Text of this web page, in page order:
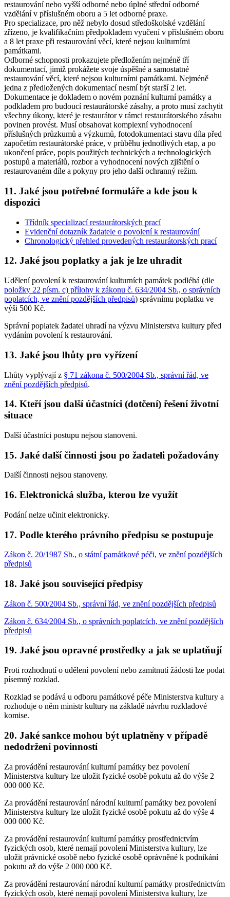
restaurování nebo vyšší odborné nebo úplné střední odborné
vzdělání v příslušném oboru a 5 let odborné praxe.
Pro specializace, pro něž nebylo dosud středoškolské vzdělání
zřízeno, je kvalifikačním předpokladem vyučení v příslušném oboru
a 8 let praxe při restaurování věcí, které nejsou kulturními
památkami.
Odborné schopnosti prokazujete předložením nejméně tří
dokumentací, jimiž prokážete svoje úspěšné a samostatné
restaurování věcí, které nejsou kulturními památkami. Nejméně
jedna z předložených dokumentací nesmí být starší 2 let.
Dokumentace je dokladem o novém poznání kulturní památky a
podkladem pro budoucí restaurátorské zásahy, a proto musí zachytit
všechny úkony, které je restaurátor v rámci restaurátorského zásahu
povinen provést. Musí obsahovat komplexní vyhodnocení
příslušných průzkumů a výzkumů, fotodokumentaci stavu díla před
započetím restaurátorské práce, v průběhu jednotlivých etap, a po
ukončení práce, popis použitých technických a technologických
postupů a materiálů, rozbor a vyhodnocení nových zjištění o
restaurovaném díle a pokyny pro jeho další ochranný režim.
11. Jaké jsou potřebné formuláře a kde jsou k
dispozici
Třídník specializací restaurátorských prací
Evidenční dotazník žadatele o povolení k restaurování
Chronologický přehled provedených restaurátorských prací
12. Jaké jsou poplatky a jak je lze uhradit
Udělení povolení k restaurování kulturních památek podléhá (dle
položky 22 písm. c) přílohy k zákonu č. 634/2004 Sb., o správních
poplatcích, ve znění pozdějších předpisů) správnímu poplatku ve
výši 500 Kč.
Správní poplatek žadatel uhradí na výzvu Ministerstva kultury před
vydáním povolení k restaurování.
13. Jaké jsou lhůty pro vyřízení
Lhůty vyplývají z § 71 zákona č. 500/2004 Sb., správní řád, ve
znění pozdějších předpisů.
14. Kteří jsou další účastníci (dotčení) řešení životní
situace
Další účastníci postupu nejsou stanoveni.
15. Jaké další činnosti jsou po žadateli požadovány
Další činnosti nejsou stanoveny.
16. Elektronická služba, kterou lze využít
Podání nelze učinit elektronicky.
17. Podle kterého právního předpisu se postupuje
Zákon č. 20/1987 Sb., o státní památkové péči, ve znění pozdějších
předpisů
18. Jaké jsou související předpisy
Zákon č. 500/2004 Sb., správní řád, ve znění pozdějších předpisů
Zákon č. 634/2004 Sb., o správních poplatcích, ve znění pozdějších
předpisů
19. Jaké jsou opravné prostředky a jak se uplatňují
Proti rozhodnutí o udělení povolení nebo zamítnutí žádosti lze podat
písemný rozklad.
Rozklad se podává u odboru památkové péče Ministerstva kultury a
rozhoduje o něm ministr kultury na základě návrhu rozkladové
komise.
20. Jaké sankce mohou být uplatněny v případě
nedodržení povinností
Za provádění restaurování kulturní památky bez povolení
Ministerstva kultury lze uložit fyzické osobě pokutu až do výše 2
000 000 Kč.
Za provádění restaurování národní kulturní památky bez povolení
Ministerstva kultury lze uložit fyzické osobě pokutu až do výše 4
000 000 Kč.
Za provádění restaurování kulturní památky prostřednictvím
fyzických osob, které nemají povolení Ministerstva kultury, lze
uložit právnické osobě nebo fyzické osobě oprávněné k podnikání
pokutu až do výše 2 000 000 Kč.
Za provádění restaurování národní kulturní památky prostřednictvím
fyzických osob, které nemají povolení Ministerstva kultury, lze